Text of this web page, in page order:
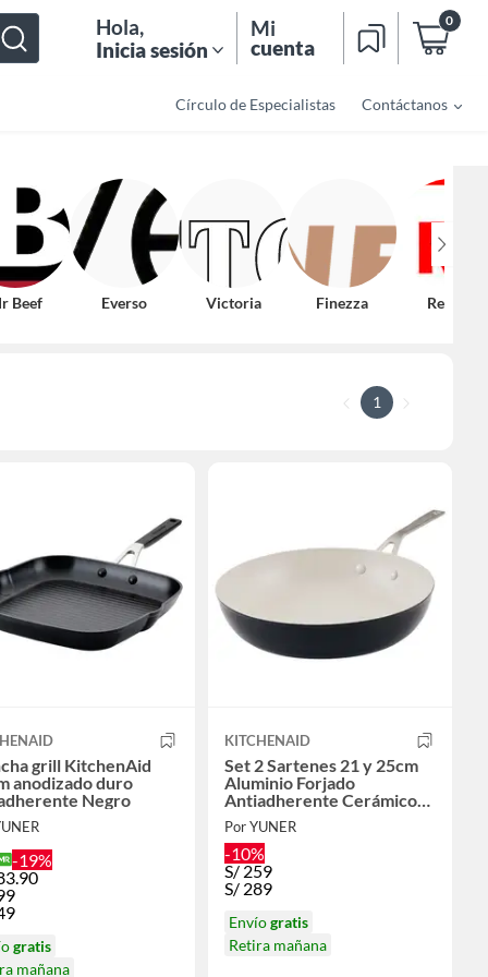
Hola,
Inicia sesión
Mi
cuenta
0
Círculo de Especialistas Contáctanos
Beef Everso Victoria Finezza Record
1
grill KitchenAid
anodizado duro
Negro
-19%
gratis
mañana
KITCHENAID
Set 2 Sartenes 21 y 25cm
Aluminio Forjado
Antiadherente Cerámico
Negro
Por YUNER
-10%
S/ 259
S/ 289
Envíogratis
Retira mañana